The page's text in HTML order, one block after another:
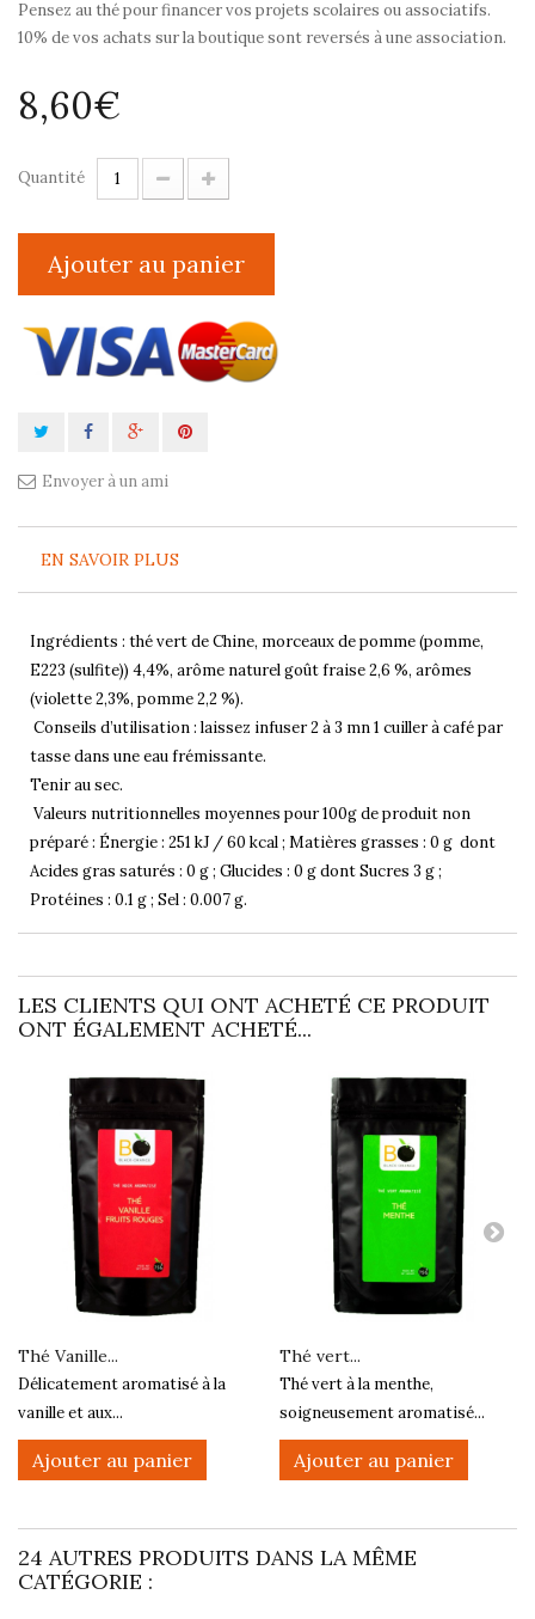
Pensez au thé pour financer vos projets scolaires ou associatifs.
10% de vos achats sur la boutique sont reversés à une association.
8,60€
Quantité
Ajouter au panier
Envoyer à un ami
EN SAVOIR PLUS
Ingrédients : thé vert de Chine, morceaux de pomme (pomme,
E223 (sulfite)) 4,4%, arôme naturel goût fraise 2,6 %, arômes
(violette 2,3%, pomme 2,2 %).
Conseils d’utilisation : laissez infuser 2 à 3 mn 1 cuiller à café par
tasse dans une eau frémissante.
Tenir au sec.
Valeurs nutritionnelles moyennes pour 100g de produit non
préparé : Énergie : 251 kJ / 60 kcal ; Matières grasses : 0 g dont
Acides gras saturés : 0 g ; Glucides : 0 g dont Sucres 3 g ;
Protéines : 0.1 g ; Sel : 0.007 g.
LES CLIENTS QUI ONT ACHETÉ CE PRODUIT
ONT ÉGALEMENT ACHETÉ...
Thé Vanille...
Délicatement aromatisé à la
vanille et aux...
Ajouter au panier
Thé vert...
Thé vert à la menthe,
soigneusement aromatisé...
Ajouter au panier
24 AUTRES PRODUITS DANS LA MÊME
CATÉGORIE :